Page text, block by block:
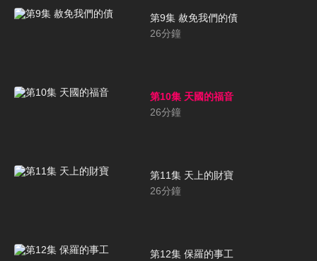
第9集 赦免我們的債
26分鐘
第10集 天國的福音
26分鐘
第11集 天上的財寶
26分鐘
第12集 保羅的事工